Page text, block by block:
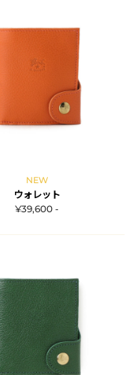
NEW
ウォレット
¥39,600 -